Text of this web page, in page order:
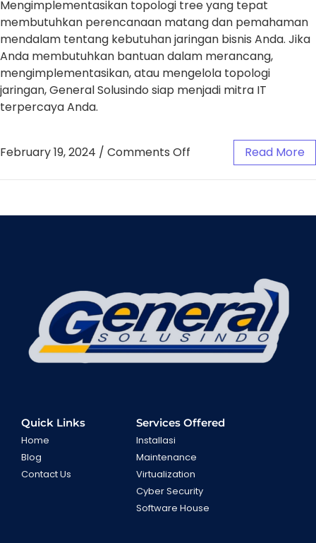
Mengimplementasikan topologi tree yang tepat
membutuhkan perencanaan matang dan pemahaman
mendalam tentang kebutuhan jaringan bisnis Anda. Jika
Anda membutuhkan bantuan dalam merancang,
mengimplementasikan, atau mengelola topologi
jaringan, General Solusindo siap menjadi mitra IT
terpercaya Anda.
February 19, 2024 / Comments Off Read More
Quick Links
Home
Blog
Contact Us
Services Offered
Installasi
Maintenance
Virtualization
Cyber Security
Software House